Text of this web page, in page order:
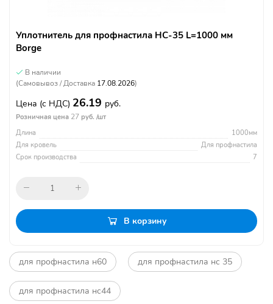
Уплотнитель для профнастила НС-35 L=1000 мм
Borge
В наличии
(Самовывоз / Доставка 17.08.2026)
Цена (с НДС) 26.19 руб.
Розничная цена 27 руб. /шт
Длина
1000мм
Для кровель
Для профнастила
Срок производства
7
В корзину
для профнастила н60 для профнастила нс 35
для профнастила нс44